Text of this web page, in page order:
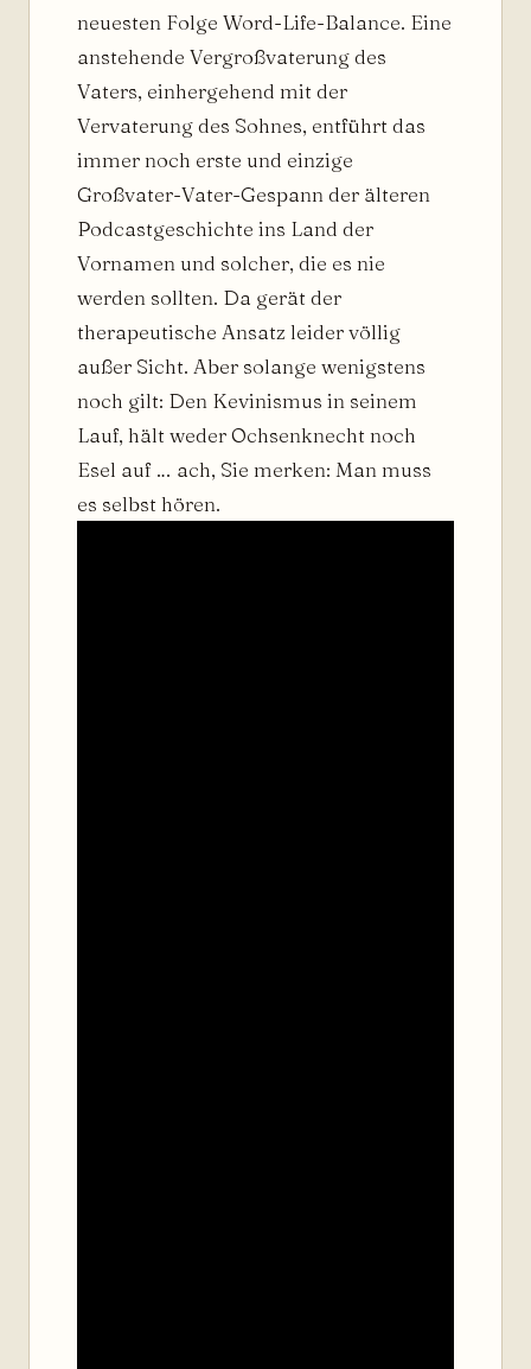
neuesten Folge Word-Life-Balance. Eine
anstehende Vergroßvaterung des
Vaters, einhergehend mit der
Vervaterung des Sohnes, entführt das
immer noch erste und einzige
Großvater-Vater-Gespann der älteren
Podcastgeschichte ins Land der
Vornamen und solcher, die es nie
werden sollten. Da gerät der
therapeutische Ansatz leider völlig
außer Sicht. Aber solange wenigstens
noch gilt: Den Kevinismus in seinem
Lauf, hält weder Ochsenknecht noch
Esel auf … ach, Sie merken: Man muss
es selbst hören.